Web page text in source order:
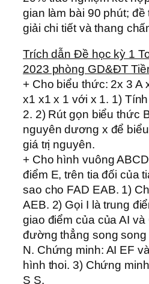
gian làm bài 90 phút; đề
giải chi tiết và thang
Trích dẫn Đề học kỳ 1
2023 phòng GD&ĐT
+ Cho biểu thức: 2x 3 A
x1 x1 x 1 với x 1. 1)
2. 2) Rút gọn biểu thức
nguyên dương x để
giá trị nguyên.
+ Cho hình vuông
điểm E, trên tia đối của
sao cho FAD EAB. 1)
AEB. 2) Gọi I là trung
giao điểm của của AI và
đường thẳng song song
N. Chứng minh: AI EF
hình thoi. 3) Chứng
S S.